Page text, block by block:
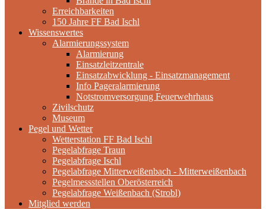
Erreichbarkeiten
150 Jahre FF Bad Ischl
Wissenswertes
Alarmierungssystem
Alarmierung
Einsatzleitzentrale
Einsatzabwicklung - Einsatzmanagement
Info Pageralarmierung
Notstromversorgung Feuerwehrhaus
Zivilschutz
Museum
Pegel und Wetter
Wetterstation FF Bad Ischl
Pegelabfrage Traun
Pegelabfrage Ischl
Pegelabfrage Mitterweißenbach - Mitterweißenbach
Pegelmessstellen Oberösterreich
Pegelabfrage Weißenbach (Strobl)
Mitglied werden